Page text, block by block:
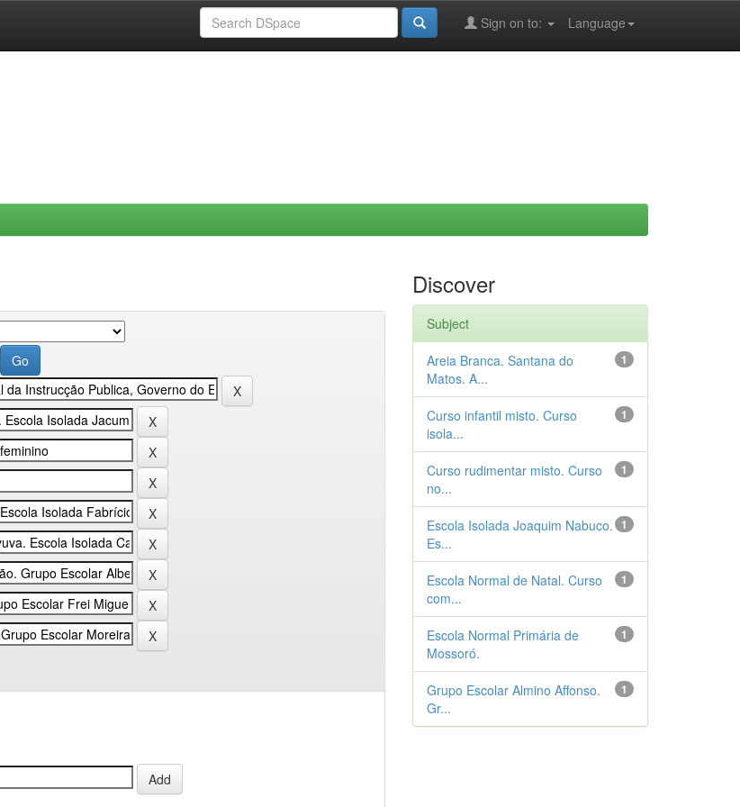
Language
Sign on to:
Discover
Subject
1
Areia Branca. Santana do
Matos. A...
1
Curso infantil misto. Curso
isola...
1
Curso rudimentar misto. Curso
no...
1
Escola Isolada Joaquim Nabuco.
Es...
1
Escola Normal de Natal. Curso
com...
1
Escola Normal Primária de
Mossoró.
1
Grupo Escolar Almino Affonso.
Gr...